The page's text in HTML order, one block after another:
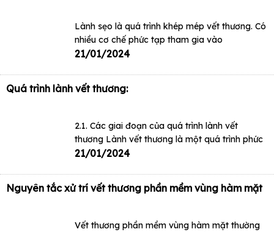
Lành sẹo là quá trình khép mép vết thương. Có
nhiều cơ chế phức tạp tham gia vào
21/01/2024
Quá trình lành vết thương:
2.1. Các giai đoạn của quá trình lành vết
thương Lành vết thương là một quá trình phức
21/01/2024
Nguyên tắc xử trí vết thương phần mềm vùng hàm mặt
Vết thương phần mềm vùng hàm mặt thường